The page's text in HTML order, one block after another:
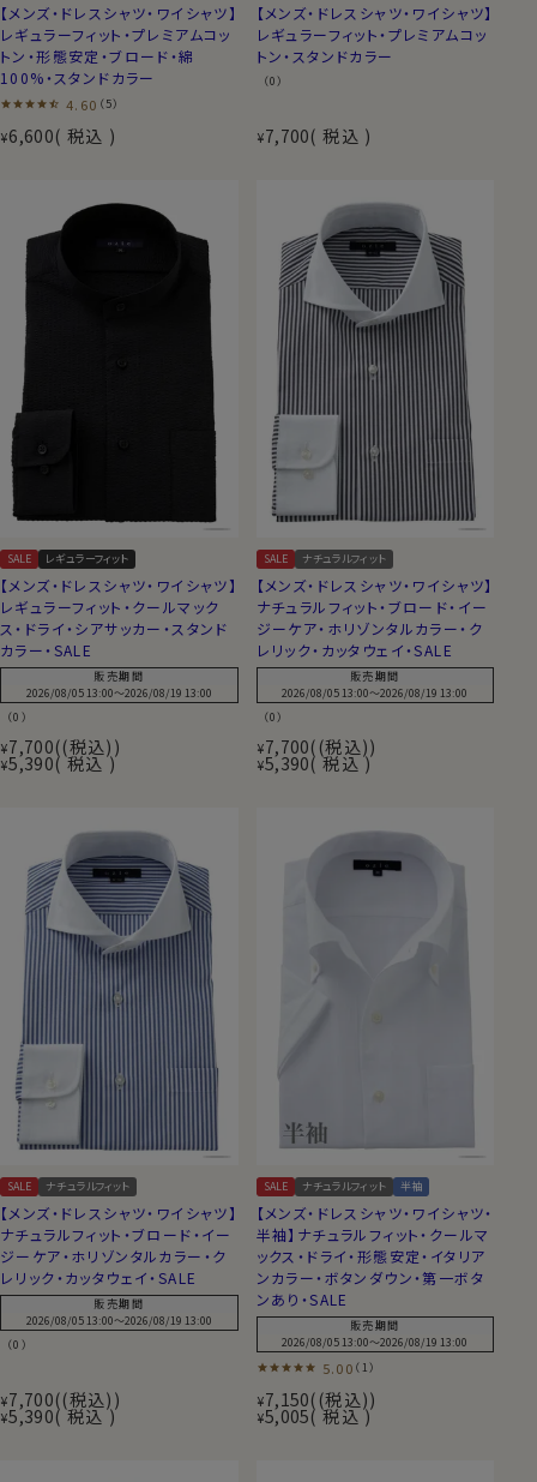
【メンズ・ドレスシャツ・ワイシャツ】
レギュラーフィット・プレミアムコッ
トン・形態安定・ブロード・綿
100%・スタンドカラー
4.60 （5）
¥6,600 税込
【メンズ・ドレスシャツ・ワイシャツ】
レギュラーフィット・プレミアムコッ
トン・スタンドカラー
（0）
¥7,700 税込
SALE レギュラーフィット
【メンズ・ドレスシャツ・ワイシャツ】
レギュラーフィット・クールマック
ス・ドライ・シアサッカー・スタンド
カラー・SALE
販売期間
2026/08/05 13:00〜2026/08/19 13:00
（0）
¥7,700 (税込)
¥5,390 税込
SALE ナチュラルフィット
【メンズ・ドレスシャツ・ワイシャツ】
ナチュラルフィット・ブロード・イー
ジーケア・ホリゾンタルカラー・ク
レリック・カッタウェイ・SALE
販売期間
2026/08/05 13:00〜2026/08/19 13:00
（0）
¥7,700 (税込)
¥5,390 税込
SALE ナチュラルフィット
【メンズ・ドレスシャツ・ワイシャツ】
ナチュラルフィット・ブロード・イー
ジーケア・ホリゾンタルカラー・ク
レリック・カッタウェイ・SALE
販売期間
2026/08/05 13:00〜2026/08/19 13:00
（0）
¥7,700 (税込)
¥5,390 税込
SALE ナチュラルフィット 半袖
【メンズ・ドレスシャツ・ワイシャツ・
半袖】ナチュラルフィット・クールマ
ックス・ドライ・形態安定・イタリア
ンカラー・ボタンダウン・第一ボタ
ンあり・SALE
販売期間
2026/08/05 13:00〜2026/08/19 13:00
5.00 （1）
¥7,150 (税込)
¥5,005 税込